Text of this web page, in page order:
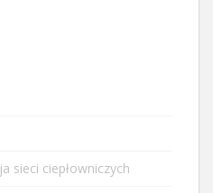
sieci ciepłowniczych